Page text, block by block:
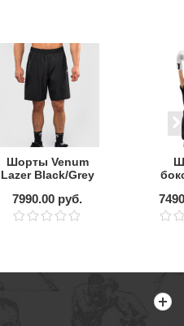
Шорты Venum
Lazer Black/Grey
7990.00 руб.